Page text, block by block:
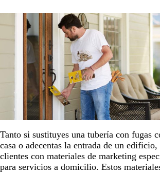
Tanto si sustituyes una tubería con fugas
casa o adecentas la entrada de un
clientes con materiales de marketing
para servicios a domicilio. Estos